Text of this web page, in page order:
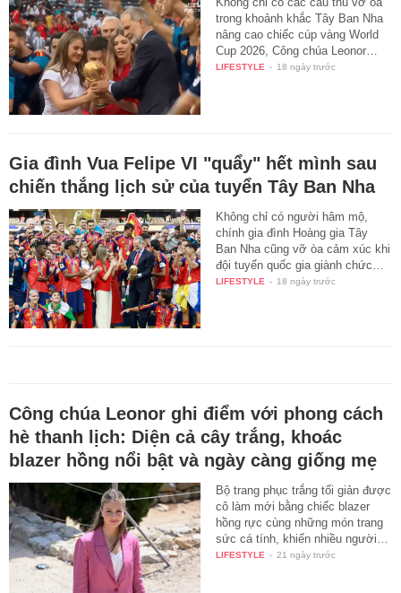
trong khoảnh khắc Tây Ban Nha
nâng cao chiếc cúp vàng World
Cup 2026, Công chúa Leonor…
LIFESTYLE - 18 ngày trước
Gia đình Vua Felipe VI "quẩy" hết mình sau
chiến thắng lịch sử của tuyển Tây Ban Nha
Không chỉ có người hâm mộ,
chính gia đình Hoàng gia Tây
Ban Nha cũng vỡ òa cảm xúc khi
đội tuyển quốc gia giành chức…
LIFESTYLE - 18 ngày trước
Công chúa Leonor ghi điểm với phong cách
hè thanh lịch: Diện cả cây trắng, khoác
blazer hồng nổi bật và ngày càng giống mẹ
Bộ trang phục trắng tối giản được
cô làm mới bằng chiếc blazer
hồng rực cùng những món trang
sức cá tính, khiến nhiều người…
LIFESTYLE - 21 ngày trước